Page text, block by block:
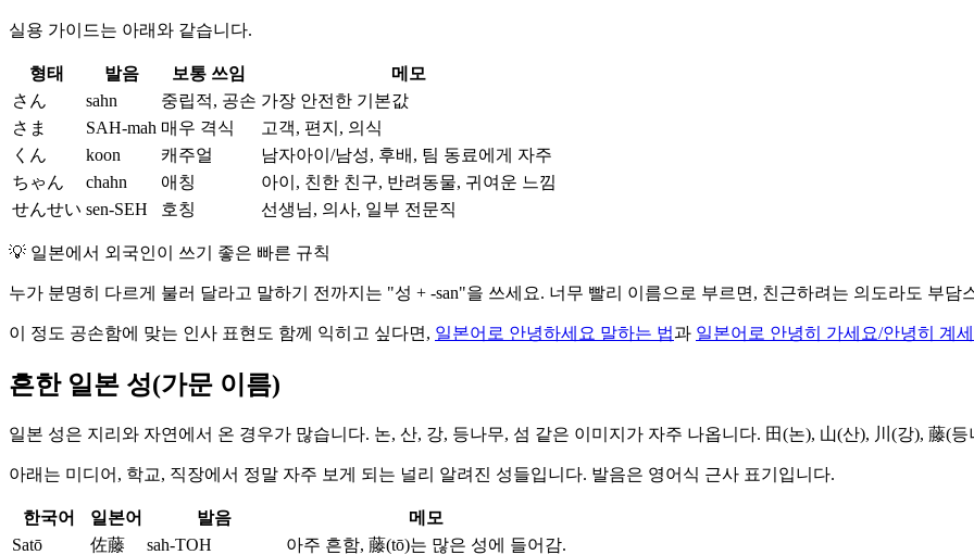
실용 가이드는 아래와 같습니다.
형태 발음 보통 쓰임
메모
さん
sahn 중립적, 공손 가장 안전한 기본값
さま
SAH-mah 매우 격식
고객, 편지, 의식
くん
koon 캐주얼
남자아이/남성, 후배, 팀 동료에게 자주
ちゃん
chahn 애칭
아이, 친한 친구, 반려동물, 귀여운 느낌
せんせい sen-SEH 호칭 선생님, 의사, 일부 전문직
💡 일본에서 외국인이 쓰기 좋은 빠른 규칙
누가 분명히 다르게 불러 달라고 말하기 전까지는 "성 + -san"을 쓰세요. 너무 빨리 이름으로 부르면, 친근하려는 의도라도 부담
이 정도 공손함에 맞는 인사 표현도 함께 익히고 싶다면, 일본어로 안녕하세요 말하는 법과 일본어로 안녕히 가세요/안녕히 계
흔한 일본 성(가문 이름)
일본 성은 지리와 자연에서 온 경우가 많습니다. 논, 산, 강, 등나무, 섬 같은 이미지가 자주 나옵니다. 田(논), 山(산), 川(강), 藤(
아래는 미디어, 학교, 직장에서 정말 자주 보게 되는 널리 알려진 성들입니다. 발음은 영어식 근사 표기입니다.
한국어 일본어 발음
메모
Satō
佐藤 sah-TOH
아주 흔함, 藤(tō)는 많은 성에 들어감.